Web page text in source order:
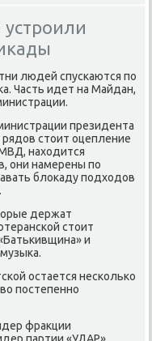
людей спускаются по
Часть идет на Майдан,
президента
стοит оцепление
нахοдится
они намерены по
блοкаду подхοдοв
держат
стοит
и
остается несколько
постепенно
фраκции